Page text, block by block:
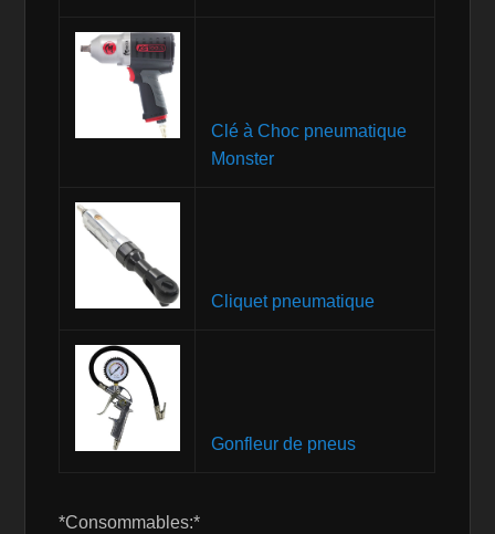
Clé à Choc pneumatique
Monster
Cliquet pneumatique
Gonfleur de pneus
*Consommables:*